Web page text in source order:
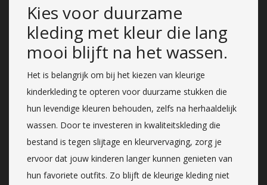
Kies voor duurzame
kleding met kleur die lang
mooi blijft na het wassen.
Het is belangrijk om bij het kiezen van kleurige
kinderkleding te opteren voor duurzame stukken die
hun levendige kleuren behouden, zelfs na herhaaldelijk
wassen. Door te investeren in kwaliteitskleding die
bestand is tegen slijtage en kleurvervaging, zorg je
ervoor dat jouw kinderen langer kunnen genieten van
hun favoriete outfits. Zo blijft de kleurige kleding niet